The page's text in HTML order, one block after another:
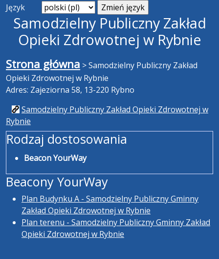
Język
Samodzielny Publiczny Zakład
Opieki Zdrowotnej w Rybnie
Strona główna >Samodzielny Publiczny Zakład
Opieki Zdrowotnej w Rybnie
Adres: Zajeziorna 58, 13-220 Rybno
Samodzielny Publiczny Zakład Opieki Zdrowotnej w
Rybnie
Rodzaj dostosowania
Beacon YourWay
Beacony YourWay
Plan Budynku A - Samodzielny Publiczny Gminny
Zakład Opieki Zdrowotnej w Rybnie
Plan terenu - Samodzielny Publiczny Gminny Zakład
Opieki Zdrowotnej w Rybnie